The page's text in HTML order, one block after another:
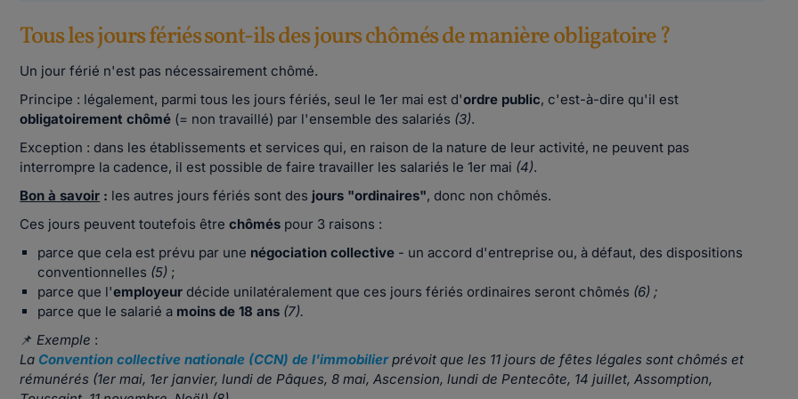
Tous les jours fériés sont-ils des jours chômés de manière obligatoire ?
Un jour férié n'est pas nécessairement chômé.
Principe : légalement, parmi tous les jours fériés, seul le 1er mai est d'ordre public, c'est-à-dire qu'il est
obligatoirement chômé (= non travaillé) par l'ensemble des salariés (3).
Exception : dans les établissements et services qui, en raison de la nature de leur activité, ne peuvent pas
interrompre la cadence, il est possible de faire travailler les salariés le 1er mai (4).
Bon à savoir : les autres jours fériés sont des jours "ordinaires", donc non chômés.
Ces jours peuvent toutefois êtrechômés pour 3 raisons :
parce que cela est prévu par une négociation collective - un accord d'entreprise ou, à défaut, des dispositions
conventionnelles (5) ;
parce que l'employeur décide unilatéralement que ces jours fériés ordinaires seront chômés (6) ;
parce que le salarié a moins de 18 ans (7).
📌Exemple :
La Convention collective nationale (CCN) de l'immobilier prévoit que les 11 jours de fêtes légales sont chômés et
rémunérés (1er mai, 1er janvier, lundi de Pâques, 8 mai, Ascension, lundi de Pentecôte, 14 juillet, Assomption,